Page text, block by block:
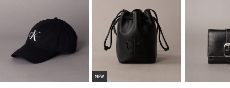
NEW